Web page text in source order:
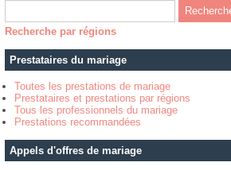
Recherche par régions
Prestataires du mariage
Toutes les prestations de mariage
Prestataires et prestations par régions
Tous les professionnels du mariage
Prestations recommandées
Appels d'offres de mariage